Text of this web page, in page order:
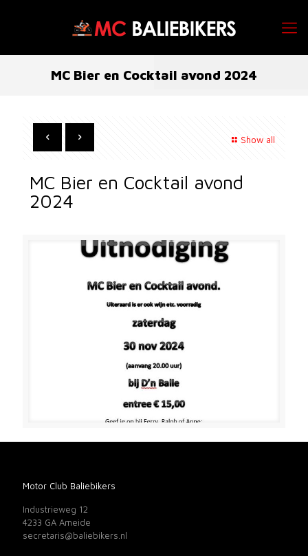
MC Bier en Cocktail avond 2024
Show all
MC Bier en Cocktail avond
2024
Motor Club Baliebikers
Industrieweg 12
4233 GA Ameide
secretaris@baliebikers.nl